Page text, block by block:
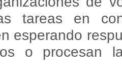
tareas en
esperando
o procesan